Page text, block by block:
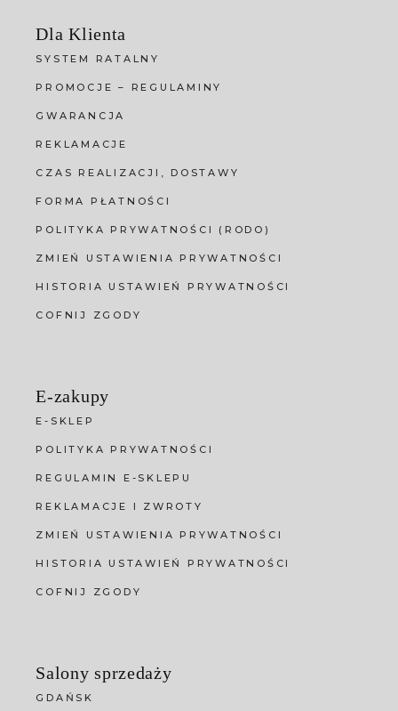
Dla Klienta
SYSTEM RATALNY
PROMOCJE – REGULAMINY
GWARANCJA
REKLAMACJE
CZAS REALIZACJI, DOSTAWY
FORMA PŁATNOŚCI
POLITYKA PRYWATNOŚCI (RODO)
ZMIEŃ USTAWIENIA PRYWATNOŚCI
HISTORIA USTAWIEŃ PRYWATNOŚCI
COFNIJ ZGODY
E-zakupy
E-SKLEP
POLITYKA PRYWATNOŚCI
REGULAMIN E-SKLEPU
REKLAMACJE I ZWROTY
ZMIEŃ USTAWIENIA PRYWATNOŚCI
HISTORIA USTAWIEŃ PRYWATNOŚCI
COFNIJ ZGODY
Salony sprzedaży
GDAŃSK